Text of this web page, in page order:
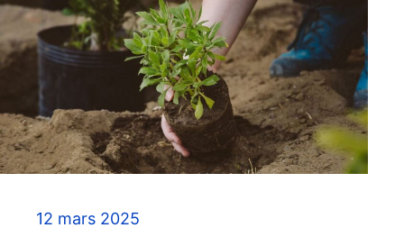
12 mars 2025